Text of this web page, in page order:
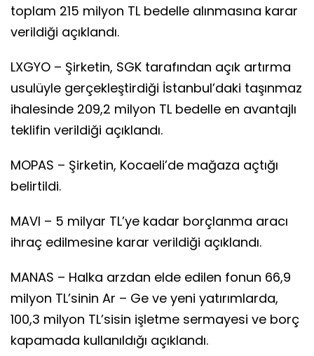
toplam 215 milyon TL bedelle alınmasına karar
verildiği açıklandı.
LXGYO – Şirketin, SGK tarafından açık artırma
usulüyle gerçekleştirdiği İstanbul’daki taşınmaz
ihalesinde 209,2 milyon TL bedelle en avantajlı
teklifin verildiği açıklandı.
MOPAS – Şirketin, Kocaeli’de mağaza açtığı
belirtildi.
MAVI – 5 milyar TL’ye kadar borçlanma aracı
ihraç edilmesine karar verildiği açıklandı.
MANAS – Halka arzdan elde edilen fonun 66,9
milyon TL’sinin Ar – Ge ve yeni yatırımlarda,
100,3 milyon TL’sisin işletme sermayesi ve borç
kapamada kullanıldığı açıklandı.